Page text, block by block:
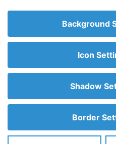
Background
Icon
Shadow
Border